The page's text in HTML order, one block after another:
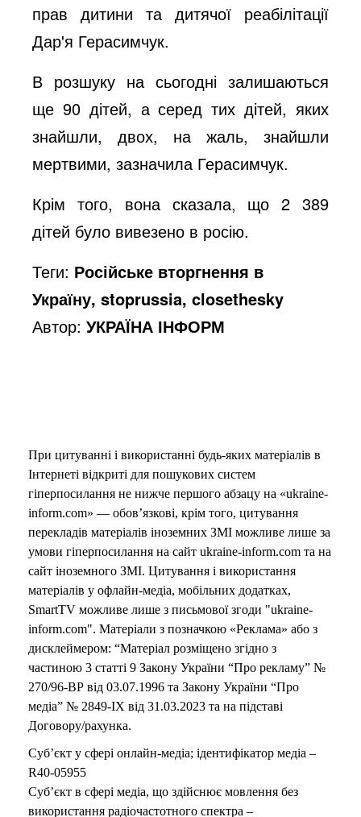
прав дитини та дитячої реабілітації
Дар'я Герасимчук.
В розшуку на сьогодні залишаються
ще 90 дітей, а серед тих дітей, яких
знайшли, двох, на жаль, знайшли
мертвими, зазначила Герасимчук.
Крім того, вона сказала, що 2 389
дітей було вивезено в росію.
Теги: Російське вторгнення в
Україну, stoprussia, closethesky
Автор:УКРАЇНА ІНФОРМ
При цитуванні і використанні будь-яких матеріалів в
Інтернеті відкриті для пошукових систем
гіперпосилання не нижче першого абзацу на «ukraine-
inform.com» — обов’язкові, крім того, цитування
перекладів матеріалів іноземних ЗМІ можливе лише за
умови гіперпосилання на сайт ukraine-inform.com та на
сайт іноземного ЗМІ. Цитування і використання
матеріалів у офлайн-медіа, мобільних додатках,
SmartTV можливе лише з письмової згоди "ukraine-
inform.com". Матеріали з позначкою «Реклама» або з
дисклеймером: “Матеріал розміщено згідно з
частиною 3 статті 9 Закону України “Про рекламу” №
270/96-ВР від 03.07.1996 та Закону України “Про
медіа” № 2849-IX від 31.03.2023 та на підставі
Договору/рахунка.
Суб’єкт у сфері онлайн-медіа; ідентифікатор медіа –
R40-05955
Суб’єкт в сфері медіа, що здійснює мовлення без
використання радіочастотного спектра –